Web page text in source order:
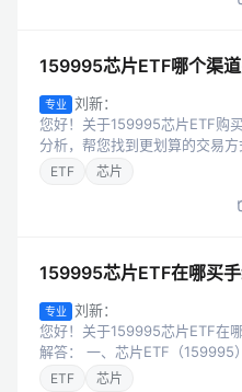
159995芯片ETF哪个渠
专业
刘新：
您好！关于159995芯片ETF购
分析，帮您找到更划算的交易
买渠道及手续费对比 不同渠道
ETF 芯片
159995芯片ETF在哪买
专业
刘新：
您好！关于159995芯片ETF在
解答： 一、芯片ETF（159995
深交所上市的场内交易型开放
ETF 芯片